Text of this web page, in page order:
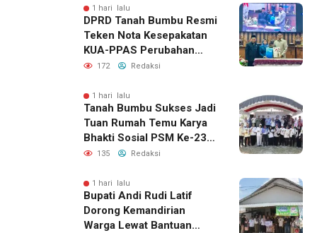
1 hari lalu
DPRD Tanah Bumbu Resmi
Teken Nota Kesepakatan
KUA-PPAS Perubahan
APBD 2026
172 Redaksi
1 hari lalu
Tanah Bumbu Sukses Jadi
Tuan Rumah Temu Karya
Bhakti Sosial PSM Ke-23
Kalimantan Selatan
135 Redaksi
1 hari lalu
Bupati Andi Rudi Latif
Dorong Kemandirian
Warga Lewat Bantuan